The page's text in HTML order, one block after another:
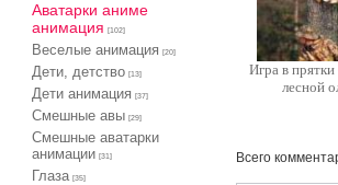
Аватарки аниме
анимация
[102]
Веселые анимация [20]
Дети, детство [13]
Дети анимация [37]
Cмешные авы [29]
Cмешные аватарки
анимации
[31]
Глаза [35]
Игра в
лесной
Всего